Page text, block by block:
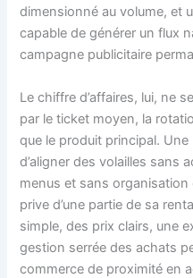
dimensionné au volume, et
capable de générer un flux
campagne publicitaire
Le chiffre d’affaires, lui, ne
par le ticket moyen, la
que le produit principal.
d’aligner des volailles sans
menus et sans organisation
prive d’une partie de sa
simple, des prix clairs, une
gestion serrée des achats
commerce de proximité en